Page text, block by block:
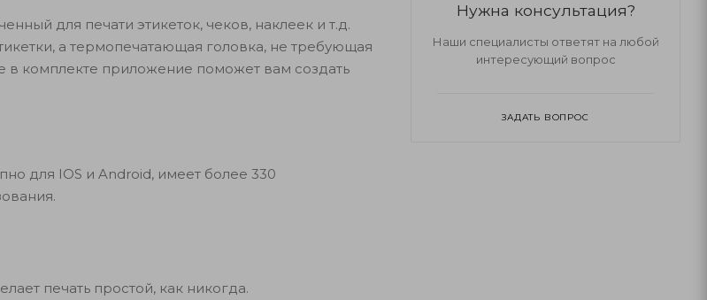
для печати этикеток, чеков, наклеек и т.д.
а термопечатающая головка, не требующая
комплекте приложение поможет вам создать
для IOS и Android, имеет более 330
печать простой, как никогда.
Нужна консультация?
Наши специалисты ответят на любой
интересующий вопрос
ЗАДАТЬ ВОПРОС